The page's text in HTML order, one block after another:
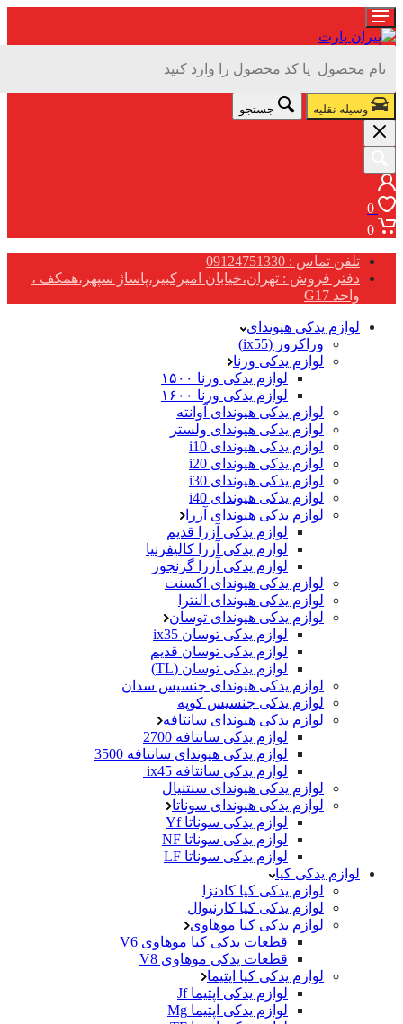
وسیله نقلیه جستجو
تلفن تماس : 09124751330
دفتر فروش : تهران،خیابان امیرکبیر،پاساژ سپهر،همکف ،
لوازم یدکی هیوندای
وراکروز (ix55)
لوازم یدکی ورنا
لوازم یدکی ورنا ۱۵۰۰
لوازم یدکی ورنا ۱۶۰۰
لوازم یدکی هیوندای آوانته
لوازم یدکی هیوندای ولستر
لوازم یدکی هیوندای i10
لوازم یدکی هیوندای i20
لوازم یدکی هیوندای i30
لوازم یدکی هیوندای i40
لوازم یدکی هیوندای آزرا
لوازم یدکی آزرا قدیم
لوازم یدکی آزرا کالیفرنیا
لوازم یدکی آزرا گرنجور
لوازم یدکی هیوندای اکسنت
لوازم یدکی هیوندای النترا
لوازم یدکی هیوندای توسان
لوازم یدکی توسان ix35
لوازم یدکی توسان قدیم
لوازم یدکی توسان (TL)
لوازم یدکی هیوندای جنسیس سدان
لوازم یدکی جنسیس کوپه
لوازم یدکی هیوندای سانتافه
لوازم یدکی سانتافه 2700
لوازم یدکی هیوندای سانتافه 3500
لوازم یدکی سانتافه ix45
لوازم یدکی هیوندای سنتنیال
لوازم یدکی هیوندای سوناتا
لوازم یدکی سوناتا Yf
لوازم یدکی سوناتا NF
لوازم یدکی سوناتا LF
لوازم یدکی کیا
لوازم یدکی کیا کادنزا
لوازم یدکی کیا کارنیوال
لوازم یدکی کیا موهاوی
قطعات یدکی کیا موهاوی V6
قطعات یدکی موهاوی V8
لوازم یدکی کیا اپتیما
لوازم یدکی اپتیما Jf
لوازم یدکی اپتیما Mg